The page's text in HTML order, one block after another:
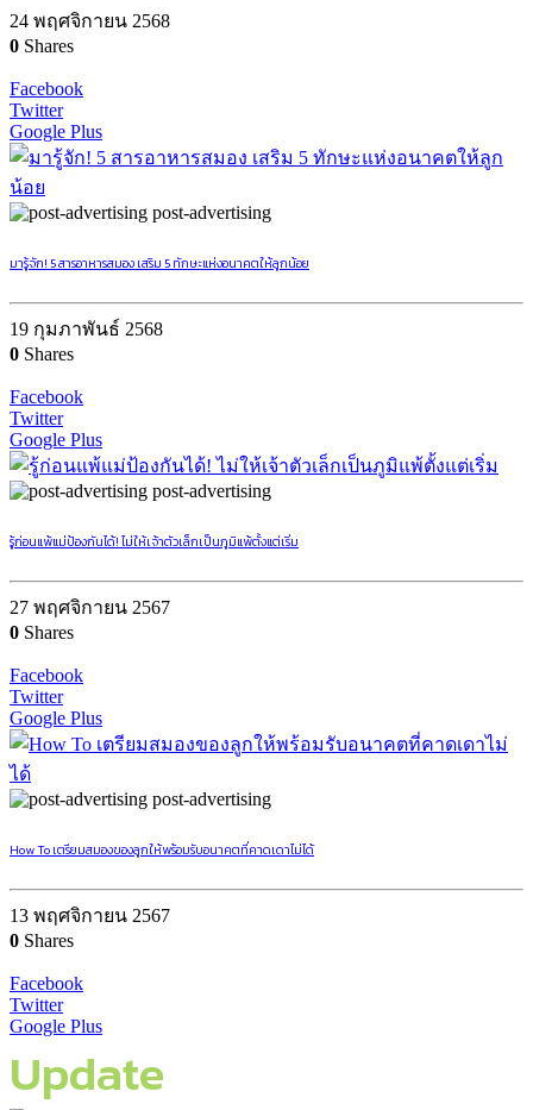
24 พฤศจิกายน 2568
0 Shares
Facebook
Twitter
Google Plus
post-advertising
มารู้จัก! 5 สารอาหารสมอง เสริม 5 ทักษะแห่งอนาคตให้ลูกน้อย
19 กุมภาพันธ์ 2568
0 Shares
Facebook
Twitter
Google Plus
post-advertising
รู้ก่อนแพ้แม่ป้องกันได้! ไม่ให้เจ้าตัวเล็กเป็นภูมิแพ้ตั้งแต่เริ่ม
27 พฤศจิกายน 2567
0 Shares
Facebook
Twitter
Google Plus
post-advertising
How To เตรียมสมองของลูกให้พร้อมรับอนาคตที่คาดเดาไม่ได้
13 พฤศจิกายน 2567
0 Shares
Facebook
Twitter
Google Plus
Update